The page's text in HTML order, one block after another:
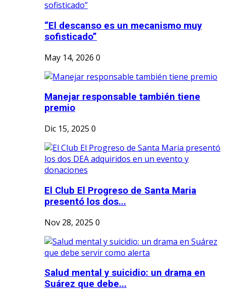
“El descanso es un mecanismo muy
sofisticado”
May 14, 2026 0
Manejar responsable también tiene
premio
Dic 15, 2025 0
El Club El Progreso de Santa Maria
presentó los dos...
Nov 28, 2025 0
Salud mental y suicidio: un drama en
Suárez que debe...